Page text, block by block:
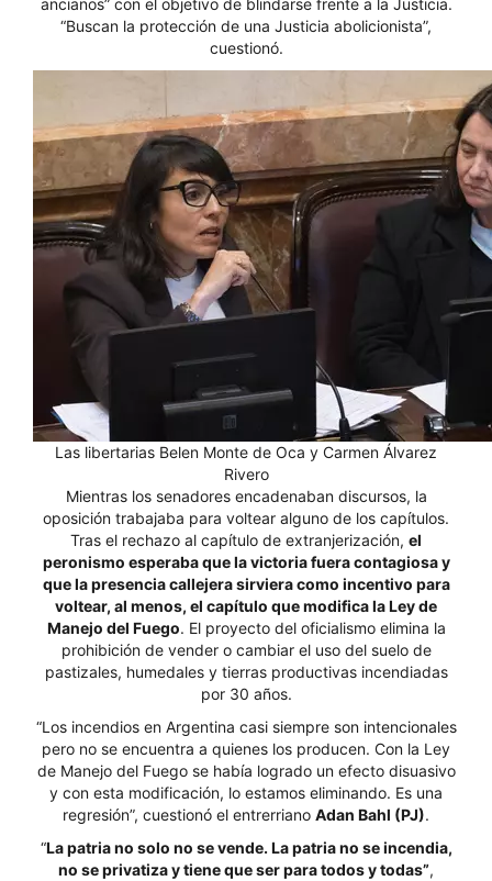
ancianos” con el objetivo de blindarse frente a la Justicia.
“Buscan la protección de una Justicia abolicionista”,
cuestionó.
Las libertarias Belen Monte de Oca y Carmen Álvarez
Rivero
Mientras los senadores encadenaban discursos, la
oposición trabajaba para voltear alguno de los capítulos.
Tras el rechazo al capítulo de extranjerización, el
peronismo esperaba que la victoria fuera contagiosa y
que la presencia callejera sirviera como incentivo para
voltear, al menos, el capítulo que modifica la Ley de
Manejo del Fuego. El proyecto del oficialismo elimina la
prohibición de vender o cambiar el uso del suelo de
pastizales, humedales y tierras productivas incendiadas
por 30 años.
“Los incendios en Argentina casi siempre son intencionales
pero no se encuentra a quienes los producen. Con la Ley
de Manejo del Fuego se había logrado un efecto disuasivo
y con esta modificación, lo estamos eliminando. Es una
regresión”, cuestionó el entrerriano Adan Bahl (PJ).
“La patria no solo no se vende. La patria no se incendia,
no se privatiza y tiene que ser para todos y todas”,